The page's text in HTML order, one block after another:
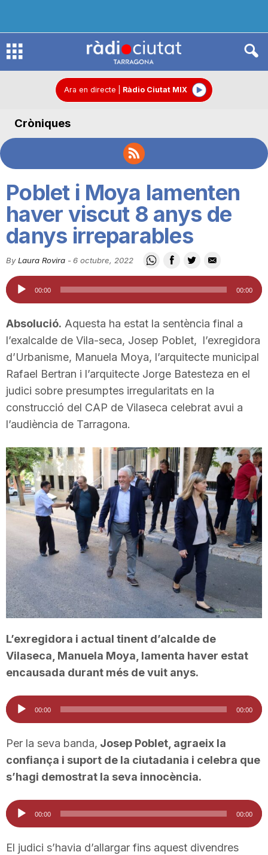
R
d
C
u
t
a
d
e
a
g
o
n
Ara en directe Ràdio Ciutat MIX
Cròniques
Poblet i Moya lamenten
haver viscut 8 anys de
danys irreparables
By Laura Rovira -6 octubre, 2022
Reproductor
d'àudio
00:00 00:00
Absolució. Aquesta ha estat la sentència final a
l’exalcalde de Vila-seca, Josep Poblet, l’exregidora
d’Urbanisme, Manuela Moya, l’arquitecte municipal
Rafael Bertran i l’arquitecte Jorge Batesteza en el
judici sobre presumptes irregularitats en la
construcció del CAP de Vilaseca celebrat avui a
l’audiència de Tarragona.
L’exregidora i actual tinent d’alcalde de
Vilaseca, Manuela Moya, lamenta haver estat
encausada durant més de vuit anys.
Reproductor
d'àudio
00:00 00:00
Per la seva banda, Josep Poblet, agraeix la
confiança i suport de la ciutadania i celebra que
s’hagi demostrat la seva innocència.
Reproductor
d'àudio
00:00 00:00
El judici s’havia d’allargar fins aquest divendres